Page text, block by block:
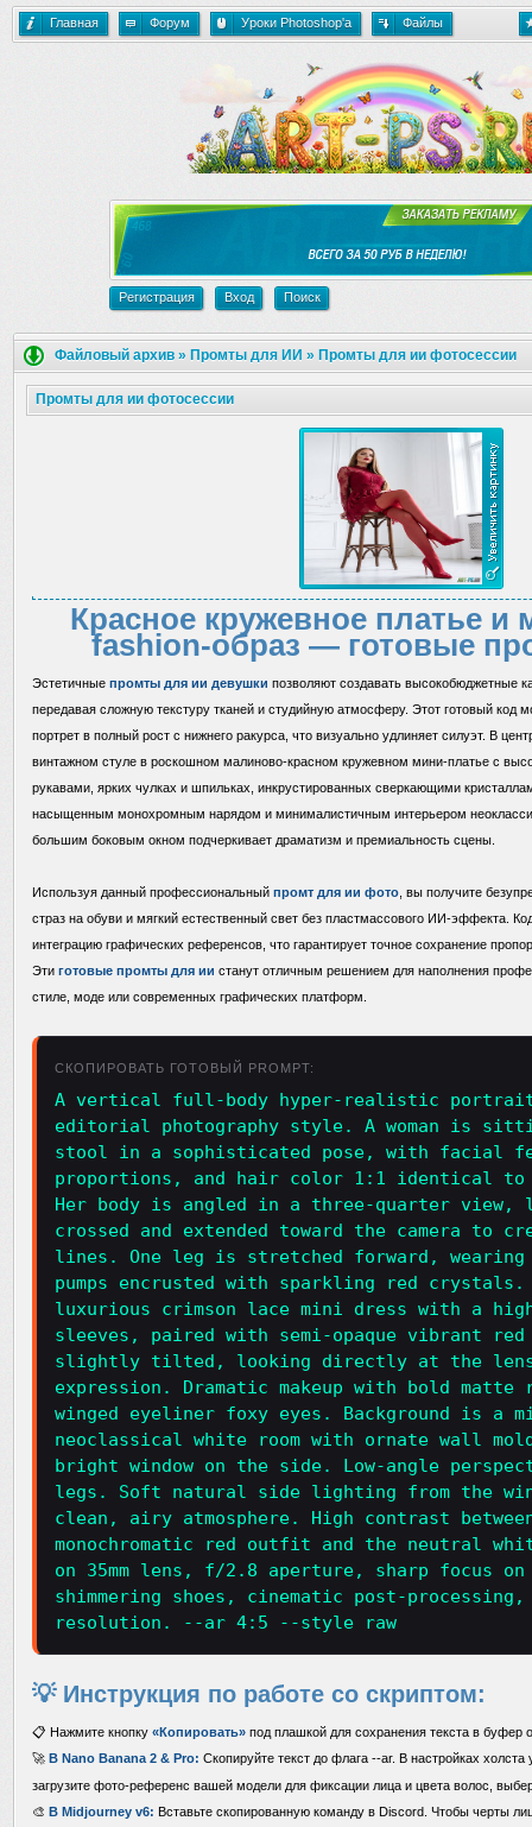
Главная Форум Уроки Photoshop'a Файлы
Регистрация Вход Поиск
Файловый архив » Промты для ИИ » Промты для ии фотосессии
Промты для ии фотосессии
Красное кружевное платье
fashion-образ — готовые
Эстетичные промты для ии девушки позволяют создавать высокобюджетные
передавая сложную текстуру тканей и студийную атмосферу. Этот готовый код
портрет в полный рост с нижнего ракурса, что визуально удлиняет силуэт. В
винтажном стуле в роскошном малиново-красном кружевном мини-платье с
рукавами, ярких чулках и шпильках, инкрустированных сверкающими
насыщенным монохромным нарядом и минималистичным интерьером
большим боковым окном подчеркивает драматизм и премиальность сцены.
Используя данный профессиональный промт для ии фото , вы получите
страз на обуви и мягкий естественный свет без пластмассового ИИ-эффекта.
интеграцию графических референсов, что гарантирует точное сохранение
Эти готовые промты для ии станут отличным решением для наполнения
стиле, моде или современных графических платформ.
СКОПИРОВАТЬ ГОТОВЫЙ PROMPT:
A vertical full-body hyper-realistic portrait
editorial photography style. A woman is
stool in a sophisticated pose, with facial
proportions, and hair color 1:1 identical to
Her body is angled in a three-quarter view,
crossed and extended toward the camera to
lines. One leg is stretched forward,
pumps encrusted with sparkling red crystals.
luxurious crimson lace mini dress with a
sleeves, paired with semi-opaque vibrant red
slightly tilted, looking directly at the
expression. Dramatic makeup with bold
winged eyeliner foxy eyes. Background is a
neoclassical white room with ornate wall
bright window on the side. Low-angle
legs. Soft natural side lighting from the
clean, airy atmosphere. High contrast
monochromatic red outfit and the neutral
on 35mm lens, f/2.8 aperture, sharp focus
shimmering shoes, cinematic post-processing,
resolution. --ar 4:5 --style raw
💡 Инструкция по работе со скриптом:
📋 Нажмите кнопку «Копировать» под плашкой для сохранения текста в буфер
🚀 В Nano Banana 2 & Pro: Скопируйте текст до флага --ar. В настройках
загрузите фото-референс вашей модели для фиксации лица и цвета волос,
🎨 В Midjourney v6: Вставьте скопированную команду в Discord. Чтобы черты